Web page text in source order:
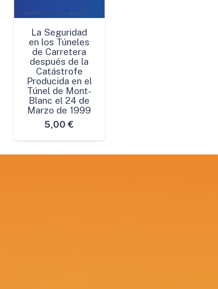
La Seguridad
en los Túneles
de Carretera
después de la
Catástrofe
Producida en el
Túnel de Mont-
Blanc el 24 de
Marzo de 1999
5,00 €